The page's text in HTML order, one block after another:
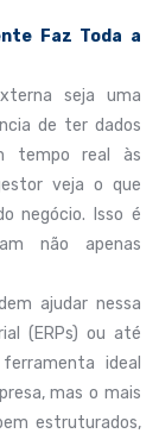
Faz Toda a
seja uma
de ter dados
tempo real às
veja o que
negócio. Isso é
não apenas
ajudar nessa
(ERPs) ou até
ideal
mas o mais
estruturados,